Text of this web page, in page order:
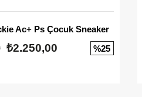
Ac+ Ps Çocuk Sneaker
₺2.250,00 %25